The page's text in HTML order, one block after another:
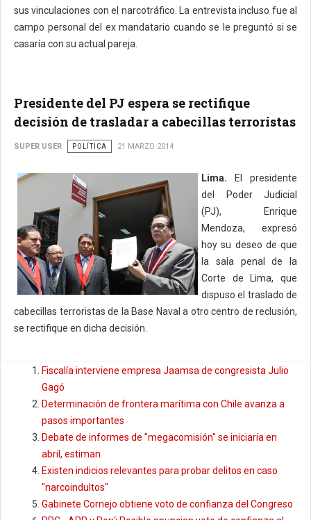
sus vinculaciones con el narcotráfico. La entrevista incluso fue al
campo personal del ex mandatario cuando se le preguntó si se
casaría con su actual pareja.
Presidente del PJ espera se rectifique
decisión de trasladar a cabecillas terroristas
SUPER USER POLÍTICA 21 MARZO 2014
Lima. El presidente
del Poder Judicial
(PJ), Enrique
Mendoza, expresó
hoy su deseo de que
la sala penal de la
Corte de Lima, que
dispuso el traslado de
cabecillas terroristas de la Base Naval a otro centro de reclusión,
se rectifique en dicha decisión.
Fiscalía interviene empresa Jaamsa de congresista Julio
Gagó
Determinación de frontera marítima con Chile avanza a
pasos importantes
Debate de informes de "megacomisión" se iniciaría en
abril, estiman
Existen indicios relevantes para probar delitos en caso
"narcoindultos"
Gabinete Cornejo obtiene voto de confianza del Congreso